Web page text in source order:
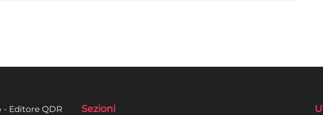
- Editore QDR
Sezioni